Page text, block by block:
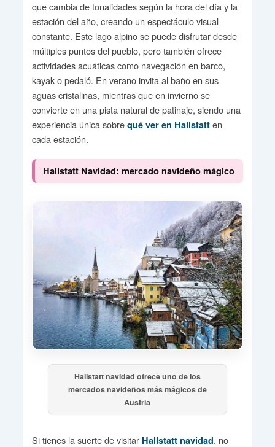
que cambia de tonalidades según la hora del día y la
estación del año, creando un espectáculo visual
constante. Este lago alpino se puede disfrutar desde
múltiples puntos del pueblo, pero también ofrece
actividades acuáticas como navegación en barco,
kayak o pedaló. En verano invita al baño en sus
aguas cristalinas, mientras que en invierno se
convierte en una pista natural de patinaje, siendo una
experiencia única sobre qué ver en Hallstatten
cada estación.
Hallstatt Navidad: mercado navideño mágico
Hallstatt navidad ofrece uno de los
mercados navideños más mágicos de
Austria
Si tienes la suerte de visitar Hallstatt navidad, no